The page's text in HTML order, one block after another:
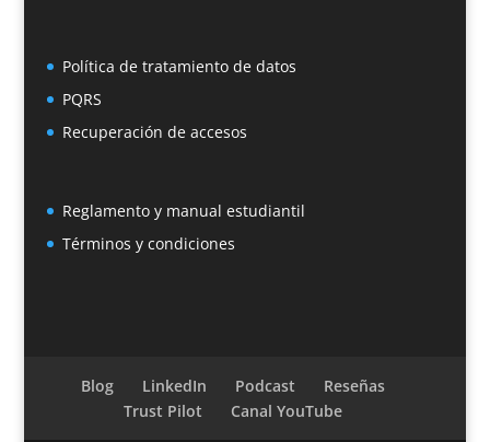
Política de tratamiento de datos
PQRS
Recuperación de accesos
Reglamento y manual estudiantil
Términos y condiciones
Blog LinkedIn Podcast
Reseñas
Trust Pilot
Canal YouTube